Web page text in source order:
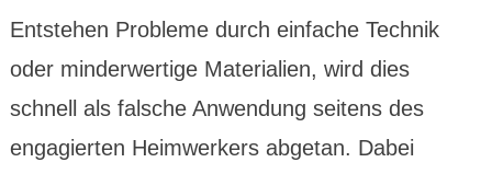
Entstehen Probleme durch einfache Technik
oder minder­wertige Materialien, wird dies
schnell als falsche Anwendung seitens des
engagierten Heim­werkers abgetan. Dabei